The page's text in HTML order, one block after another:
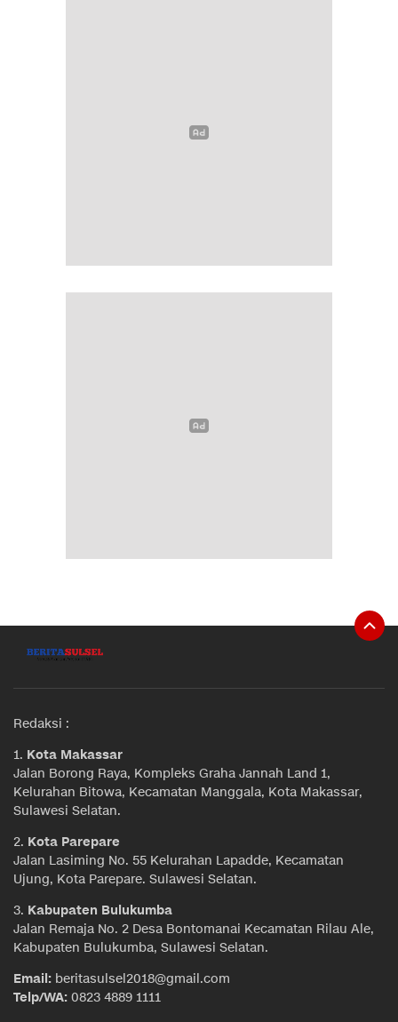
Redaksi :
1. Kota Makassar
Jalan Borong Raya, Kompleks Graha Jannah Land 1,
Kelurahan Bitowa, Kecamatan Manggala, Kota Makassar,
Sulawesi Selatan.
2. Kota Parepare
Jalan Lasiming No. 55 Kelurahan Lapadde, Kecamatan
Ujung, Kota Parepare. Sulawesi Selatan.
3. Kabupaten Bulukumba
Jalan Remaja No. 2 Desa Bontomanai Kecamatan Rilau Ale,
Kabupaten Bulukumba, Sulawesi Selatan.
Email: beritasulsel2018@gmail.com
Telp/WA: 0823 4889 1111